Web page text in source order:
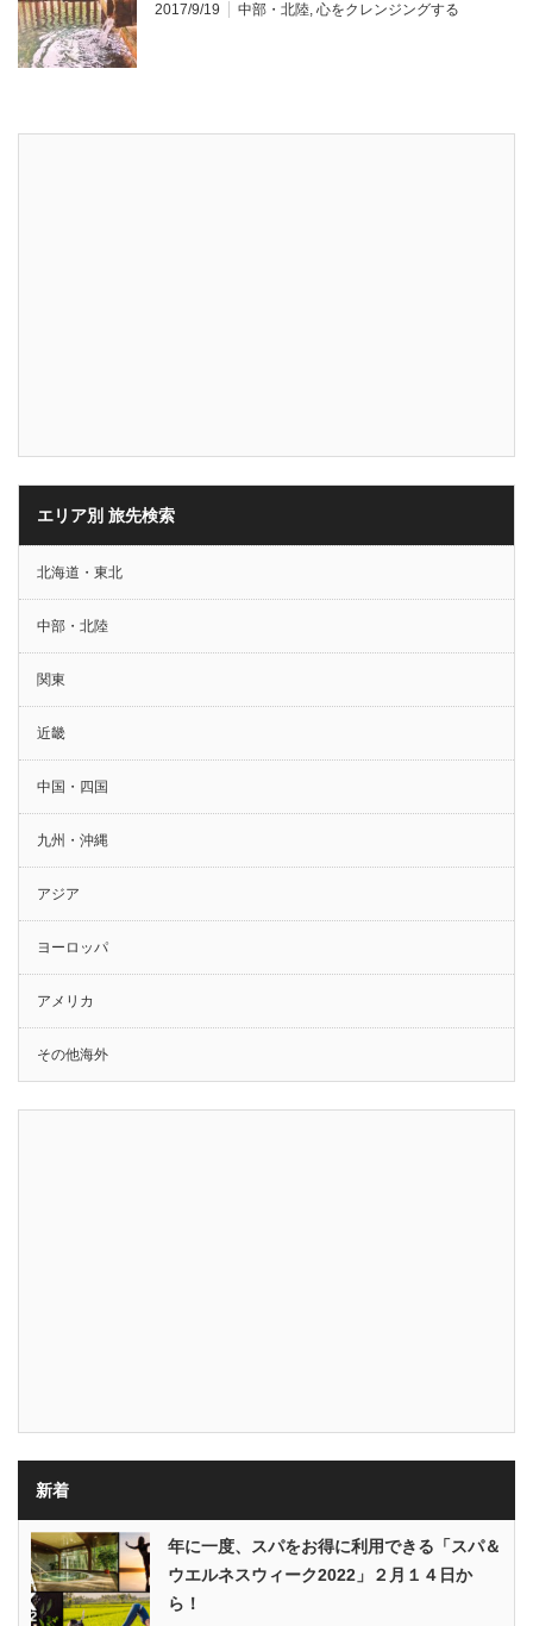
2017/9/19 中部・北陸, 心をクレンジングする
エリア別 旅先検索
北海道・東北
中部・北陸
関東
近畿
中国・四国
九州・沖縄
アジア
ヨーロッパ
アメリカ
その他海外
新着
年に一度、スパをお得に利用できる「スパ＆
ウエルネスウィーク2022」２月１４日か
ら！